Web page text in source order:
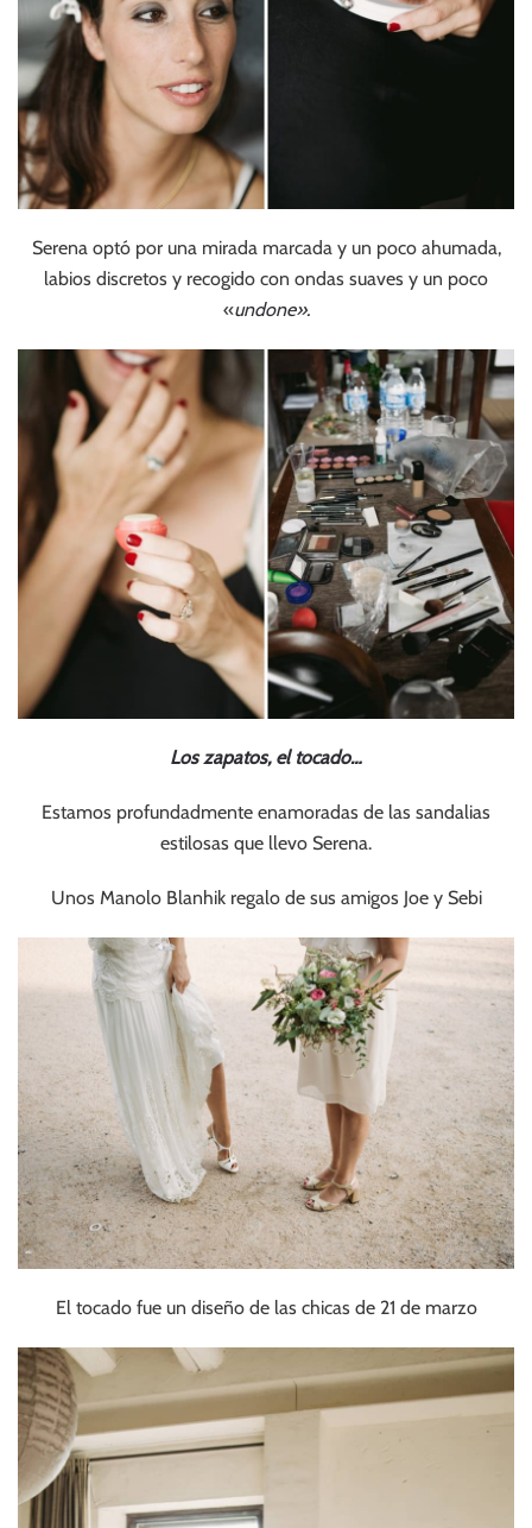
Serena optó por una mirada marcada y un poco ahumada,
labios discretos y recogido con ondas suaves y un poco
«undone».
Los zapatos, el tocado…
Estamos profundadmente enamoradas de las sandalias
estilosas que llevo Serena.
Unos Manolo Blanhik regalo de sus amigos Joe y Sebi
El tocado fue un diseño de las chicas de 21 de marzo